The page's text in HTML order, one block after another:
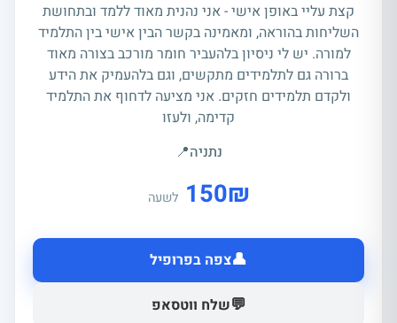
קצת עליי באופן אישי - אני נהנית מאוד ללמד ובתחושת
השליחות בהוראה, ומאמינה בקשר הבין אישי בין התלמיד
למורה. יש לי ניסיון בלהעביר חומר מורכב בצורה מאוד
ברורה גם לתלמידים מתקשים, וגם בלהעמיק את הידע
ולקדם תלמידים חזקים. אני מציעה לדחוף את התלמיד
קדימה, ולעזו
נתניה📍
₪
150 לשעה
👤צפה בפרופיל
💬שלח ווטסאפ